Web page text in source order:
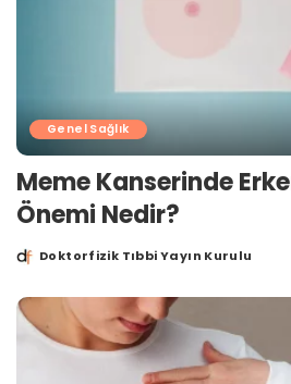
Genel Sağlık
Meme Kanserinde
Önemi Nedir?
PostedDoktorfizik Tıbbi Yayın Kurulu